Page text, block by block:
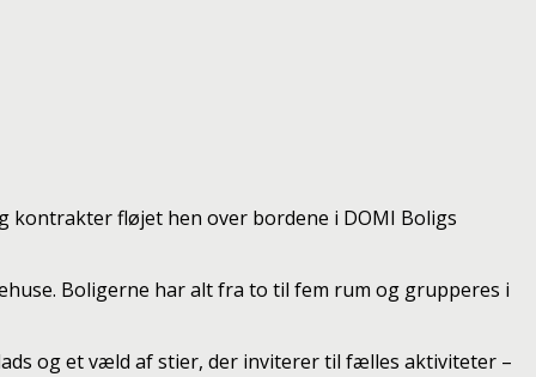
kontrakter fløjet hen over bordene i DOMI Boligs
Boligerne har alt fra to til fem rum og grupperes i
og et væld af stier, der inviterer til fælles aktiviteter –